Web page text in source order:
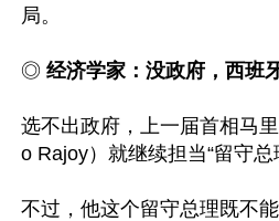
局。
◎ 经济学家：没政府，西班
选不出政府，上一届首相马
o Rajoy）就继续担当“留守总
不过，他这个留守总理既不